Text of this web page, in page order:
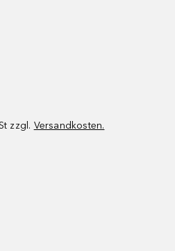
zzgl. Versandkosten.